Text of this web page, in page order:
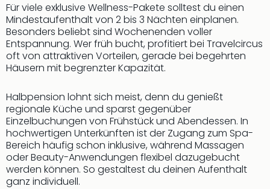
Für viele exklusive Wellness-Pakete solltest du einen
Mindestaufenthalt von 2 bis 3 Nächten einplanen.
Besonders beliebt sind Wochenenden voller
Entspannung. Wer früh bucht, profitiert bei Travelcircus
oft von attraktiven Vorteilen, gerade bei begehrten
Häusern mit begrenzter Kapazität.
Halbpension lohnt sich meist, denn du genießt
regionale Küche und sparst gegenüber
Einzelbuchungen von Frühstück und Abendessen. In
hochwertigen Unterkünften ist der Zugang zum Spa-
Bereich häufig schon inklusive, während Massagen
oder Beauty-Anwendungen flexibel dazugebucht
werden können. So gestaltest du deinen Aufenthalt
ganz individuell.